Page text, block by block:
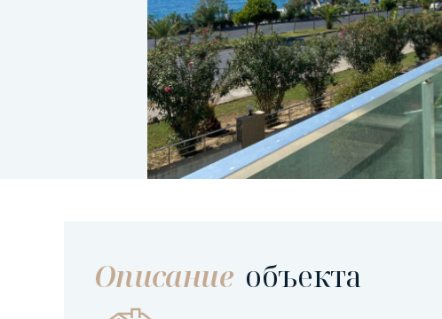
Описание объекта